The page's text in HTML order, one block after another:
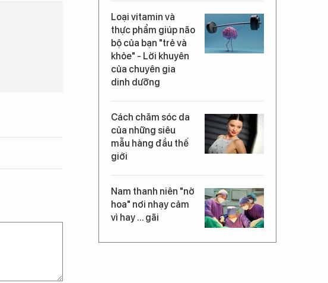
Loại vitamin và
thực phẩm giúp não
bộ của bạn "trẻ và
khỏe" - Lời khuyên
của chuyên gia
dinh dưỡng
Cách chăm sóc da
của những siêu
mẫu hàng đầu thế
giới
Nam thanh niên "nở
hoa" nơi nhạy cảm
vì hay ... gãi